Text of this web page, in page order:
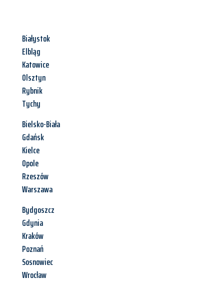
Białystok
Elbląg
Katowice
Olsztyn
Rybnik
Tychy
Bielsko-Biała
Gdańsk
Kielce
Opole
Rzeszów
Warszawa
Bydgoszcz
Gdynia
Kraków
Poznań
Sosnowiec
Wrocław